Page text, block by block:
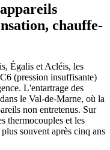
chauffe-
Égalis et Acléis, les
(pression insuffisante)
L'entartrage des
le Val-de-Marne, où la
non entretenus. Sur
thermocouples et les
souvent après cinq ans